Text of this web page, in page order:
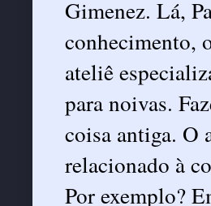
Gimenez. Lá,
conhecimento,
ateliê
para noivas.
coisa antiga. O
relacionado à
Por exemplo?